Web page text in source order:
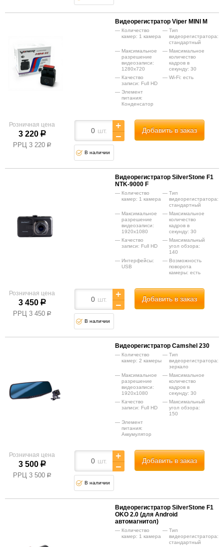
Видеорегистратор Viper MINI M
Количество
камер: 1 камера
Тип
видеорегистратора:
стандартный
Максимальное
разрешение
видеозаписи:
1280x720
Максимальное
количество
кадров в
секунду: 30
Качество
записи: Full HD
Wi-Fi: есть
Элемент
питания:
Конденсатор
Розничная цена
3 220 р
РРЦ 3 220 р
шт. Добавить в заказ
В наличии
Видеорегистратор SilverStone F1
NTK-9000 F
Количество
камер: 1 камера
Тип
видеорегистратора:
стандартный
Максимальное
разрешение
видеозаписи:
1920x1080
Максимальное
количество
кадров в
секунду: 30
Качество
записи: Full HD
Максимальный
угол обзора:
140
Интерфейсы:
USB
Возможность
поворота
камеры: есть
Розничная цена
3 450 р
РРЦ 3 450 р
шт. Добавить в заказ
В наличии
Видеорегистратор Camshel 230
Количество
камер: 2 камеры
Тип
видеорегистратора:
зеркало
Максимальное
разрешение
видеозаписи:
1920x1080
Максимальное
количество
кадров в
секунду: 30
Качество
записи: Full HD
Максимальный
угол обзора:
150
Элемент
питания:
Аккумулятор
Розничная цена
3 500 р
РРЦ 3 500 р
шт. Добавить в заказ
В наличии
Видеорегистратор SilverStone F1
OKO 2.0 (для Android
автомагнитол)
Количество
камер: 1 камера
Тип
видеорегистратора:
стандартный